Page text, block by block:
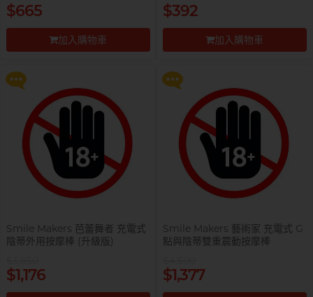
$665
加入購物車
$392
加入購物車
$99 換購 Smile Makers 私密潤滑
液 0% Paraben 60ml 一支
更多優惠
Smile Makers 芭蕾舞者 充電式
陰蒂外用按摩棒 (升級版)
$1,176
$99 換購 Smile Makers 私密潤滑
液 0% Paraben 60ml 一支
更多優惠
Smile Makers 藝術家 充電式 G
點與陰蒂雙重震動按摩棒
$1,377
$99 換購 Smile Makers 私密潤滑
液 0% Paraben 60ml 一支